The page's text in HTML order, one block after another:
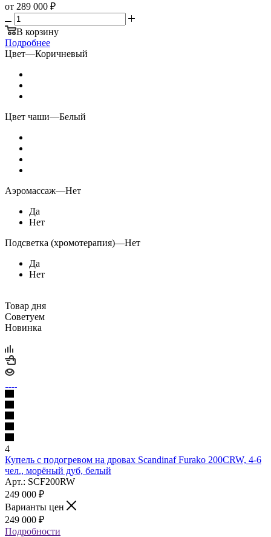
от 289 000 ₽
В корзину
Подробнее
Цвет—Коричневый
Цвет чаши—Белый
Аэромассаж—Нет
Да
Нет
Подсветка (хромотерапия)—Нет
Да
Нет
Товар дня
Советуем
Новинка
4
Купель с подогревом на дровах Scandinaf Furako 200CRW, 4-6
чел., морёный дуб, белый
Арт.: SCF200RW
249 000 ₽
Варианты цен
249 000 ₽
Подробности